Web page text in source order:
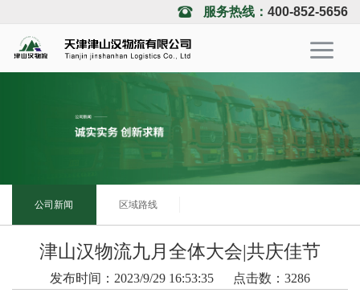
服务热线： 400-852-5656
公司新闻 区域路线
津山汉物流九月全体大会|共庆佳节
发布时间：2023/9/29 16:53:35 点击数：3286